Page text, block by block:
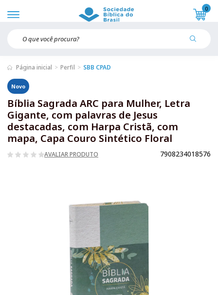
0
Página inicial Perfil SBB CPAD
Novo
Bíblia Sagrada ARC para Mulher, Letra
Gigante, com palavras de Jesus
destacadas, com Harpa Cristã, com
mapa, Capa Couro Sintético Floral
AVALIAR PRODUTO 7908234018576